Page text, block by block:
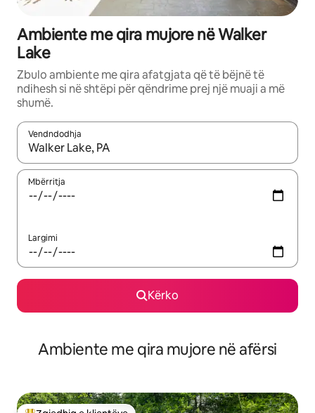
Ambiente me qira mujore në Walker
Lake
Zbulo ambiente me qira afatgjata që të bëjnë të
ndihesh si në shtëpi për qëndrime prej një muaji a më
shumë.
Vendndodhja
Kur rezultatet të jenë të disponueshme, lëviz me butonat e
Mbërritja
Largimi
Kërko
Ambiente me qira mujore në afërsi